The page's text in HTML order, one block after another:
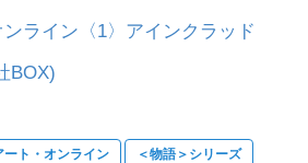
ライン〈1〉アインクラッド
BOX)
ート・オンライン
＜物語＞シリーズ